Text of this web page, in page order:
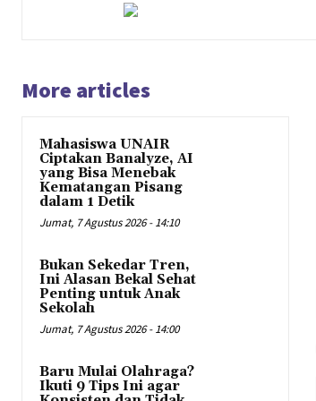
More articles
Mahasiswa UNAIR
Ciptakan Banalyze, AI
yang Bisa Menebak
Kematangan Pisang
dalam 1 Detik
Jumat, 7 Agustus 2026 - 14:10
Bukan Sekedar Tren,
Ini Alasan Bekal Sehat
Penting untuk Anak
Sekolah
Jumat, 7 Agustus 2026 - 14:00
Baru Mulai Olahraga?
Ikuti 9 Tips Ini agar